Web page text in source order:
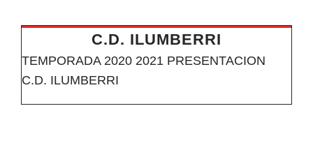
C.D. ILUMBERRI
TEMPORADA 2020 2021 PRESENTACION
C.D. ILUMBERRI